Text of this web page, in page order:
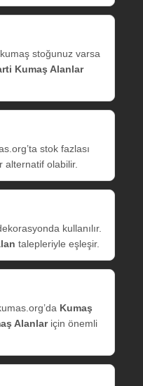
stoğunuz varsa
Kumaş Alanlar
stok fazlası
alternatif olabilir.
kullanılır.
talepleriyle eşleşir.
Kumaş
Alanlariçin önemli